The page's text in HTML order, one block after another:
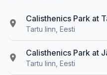
Calisthenics Park at
Tartu linn, Eesti
Calisthenics Park at
Tartu linn, Eesti